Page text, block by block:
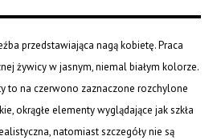
przedstawiająca nagą kobietę. Praca
żywicy w jasnym, niemal białym kolorze.
to na czerwono zaznaczone rozchylone
okrągłe elementy wyglądające jak szkła
natomiast szczegóły nie są